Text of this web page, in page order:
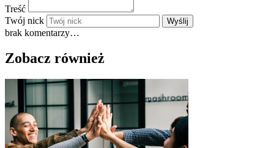
Treść
Twój nick
Wyślij
brak komentarzy…
Zobacz również